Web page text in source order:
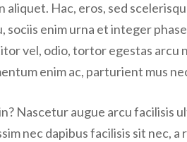
aliquet. Hac, eros, sed
enim urna et integer
vel, odio, tortor egestas arcu
enim ac, parturient mus
Nascetur augue arcu facilisis
nec dapibus facilisis sit nec,